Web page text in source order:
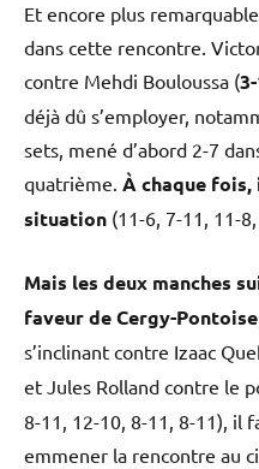
Et encore plus
dans cette rencontre.
contre Mehdi Bouloussa (
déjà dû s’employer,
sets, mené d’abord 2-7
quatrième. À chaque
situation (11-6, 7-11, 11-
Mais les deux manches
faveur de Cergy-Pontoise
s’inclinant contre Izaac
et Jules Rolland contre le
8-11, 12-10, 8-11, 8-11), il
emmener la rencontre au